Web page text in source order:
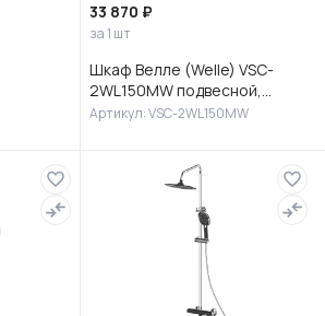
33 870 ₽
за 1 шт
Шкаф Велле (Welle) VSC-
2WL150MW подвесной,
1500*350*300, Белый
Артикул: VSC-2WL150MW